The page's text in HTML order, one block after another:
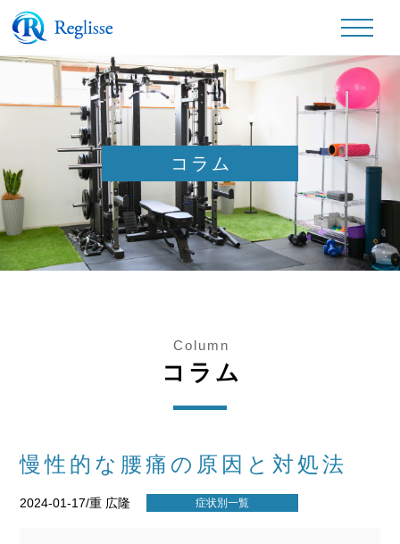
コラム
Column
コラム
慢性的な腰痛の原因と対処法
2024-01-17/重 広隆 症状別一覧